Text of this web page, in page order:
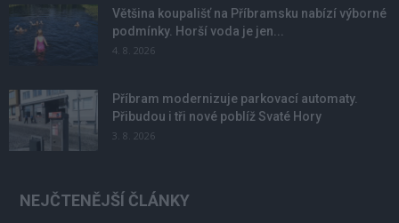
Většina koupališť na Příbramsku nabízí výborné
podmínky. Horší voda je jen...
4. 8. 2026
Příbram modernizuje parkovací automaty.
Přibudou i tři nové poblíž Svaté Hory
3. 8. 2026
NEJČTENĚJŠÍ ČLÁNKY